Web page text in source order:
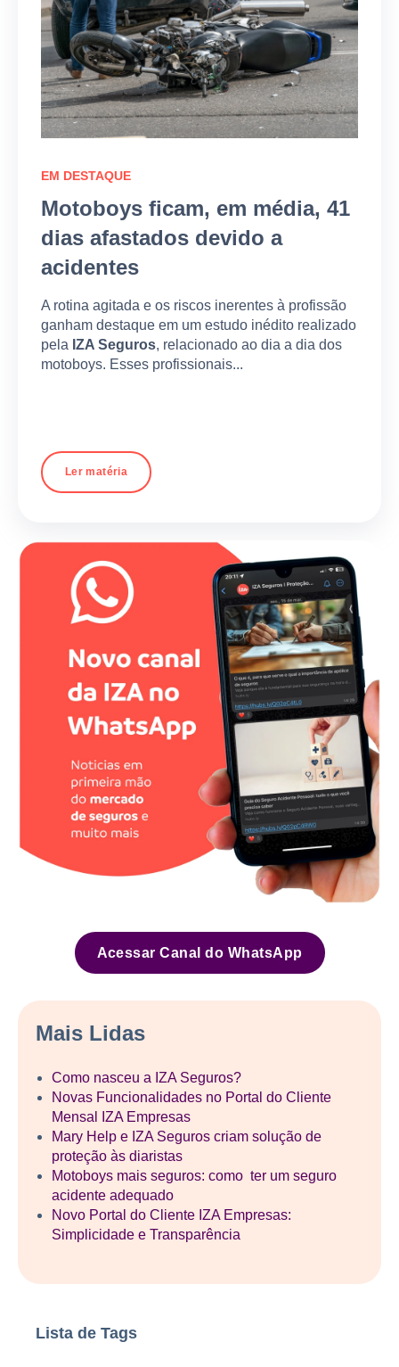
EM DESTAQUE
Motoboys ficam, em média, 41
dias afastados devido a
acidentes
A rotina agitada e os riscos inerentes à profissão
ganham destaque em um estudo inédito realizado
pela IZA Seguros, relacionado ao dia a dia dos
motoboys. Esses profissionais...
Ler matéria
Acessar Canal do WhatsApp
Mais Lidas
Como nasceu a IZA Seguros?
Novas Funcionalidades no Portal do Cliente
Mensal IZA Empresas
Mary Help e IZA Seguros criam solução de
proteção às diaristas
Motoboys mais seguros: como ter um seguro
acidente adequado
Novo Portal do Cliente IZA Empresas:
Simplicidade e Transparência
Lista de Tags